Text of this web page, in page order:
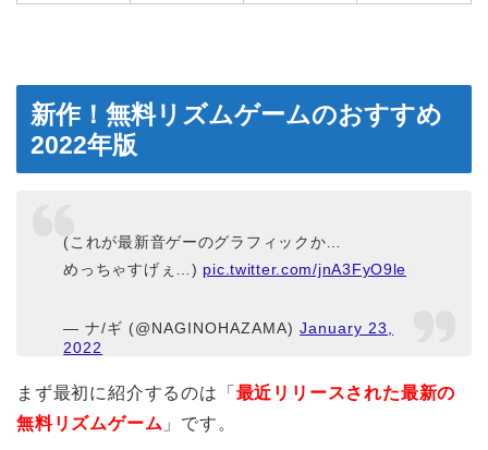
新作！無料リズムゲームのおすすめ
2022年版
(これが最新音ゲーのグラフィックか…
めっちゃすげぇ…) pic.twitter.com/jnA3FyO9le
— ナ/ギ (@NAGINOHAZAMA)January 23,
2022
まず最初に紹介するのは「 最近リリースされた最新の
無料リズムゲーム 」です。